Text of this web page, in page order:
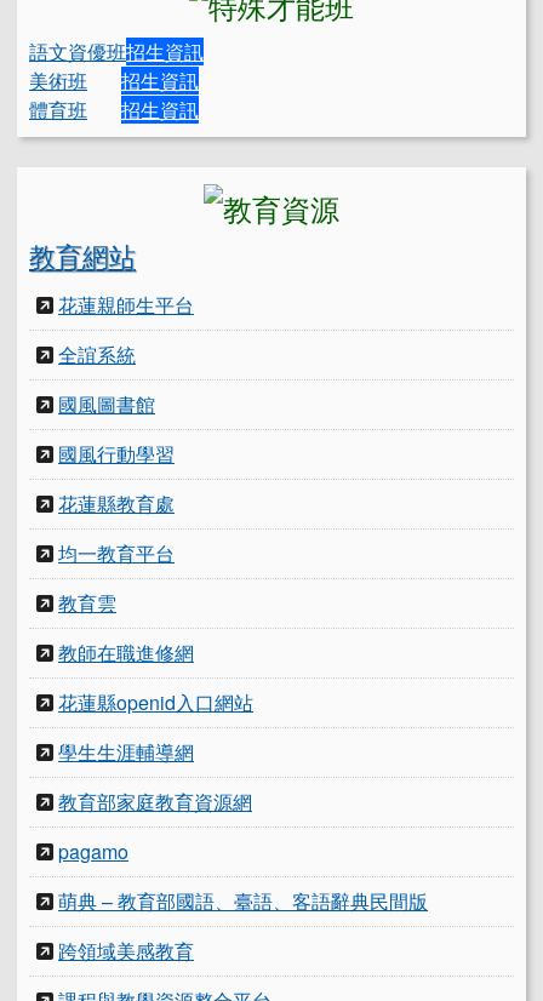
語文資優班招生資訊
美術班
招生資訊
體育班
招生資訊
教育網站
花蓮親師生平台
全誼系統
國風圖書館
國風行動學習
花蓮縣教育處
均一教育平台
教育雲
教師在職進修網
花蓮縣openid入口網站
學生生涯輔導網
教育部家庭教育資源網
pagamo
萌典 – 教育部國語、臺語、客語辭典民間版
跨領域美感教育